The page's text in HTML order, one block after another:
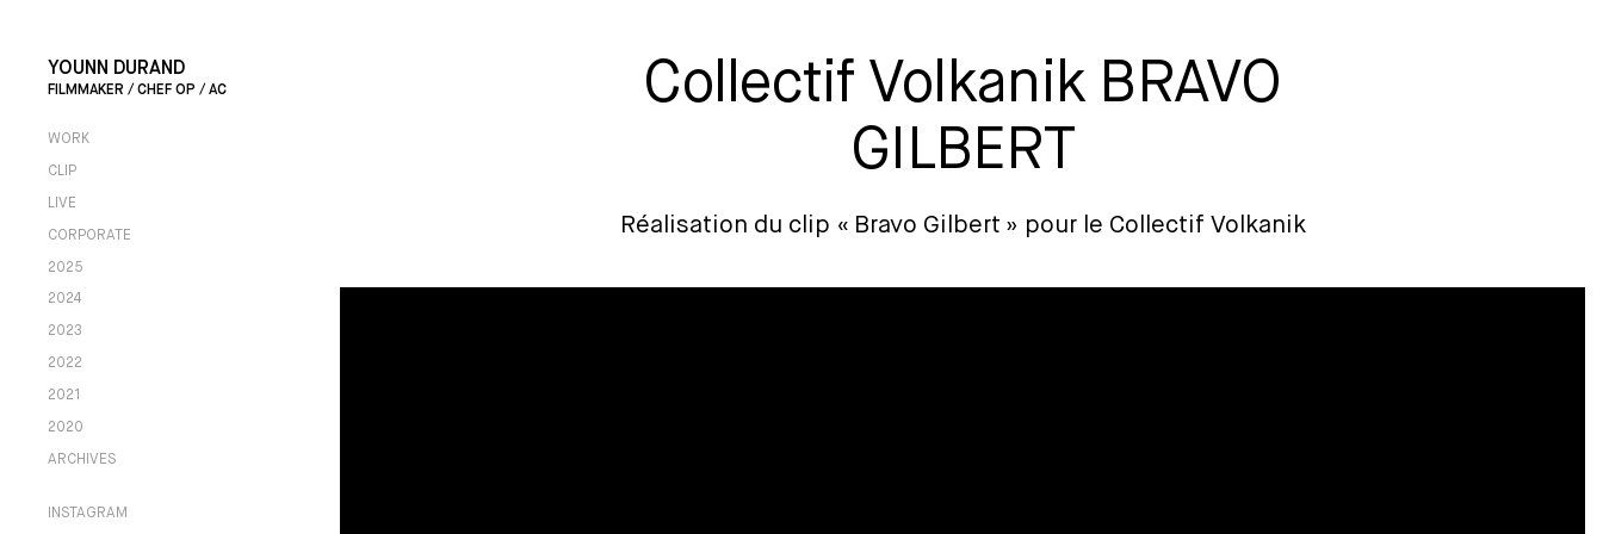
YOUNN DURAND
FILMMAKER / CHEF OP / AC
WORK
CLIP
LIVE
CORPORATE
2025
2024
2023
2022
2021
2020
ARCHIVES
INSTAGRAM
Collectif Volkanik BRAVO
GILBERT
Réalisation du clip « Bravo Gilbert » pour le Collectif Volkanik